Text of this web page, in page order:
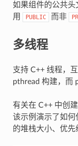
如果组件的公共
用
PUBLIC 而非
多线程
支持 C++ 线程，
pthread 构建，而
有关在 C++ 中创
该示例演示了如何
的堆栈大小、优先